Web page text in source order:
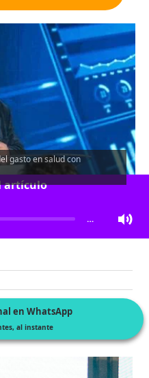
gasto en salud con
artículo
…
en WhatsApp
al instante